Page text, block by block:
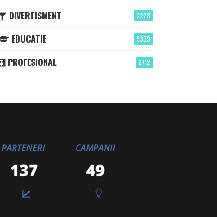
2223
DIVERTISMENT
5339
EDUCATIE
2712
PROFESIONAL